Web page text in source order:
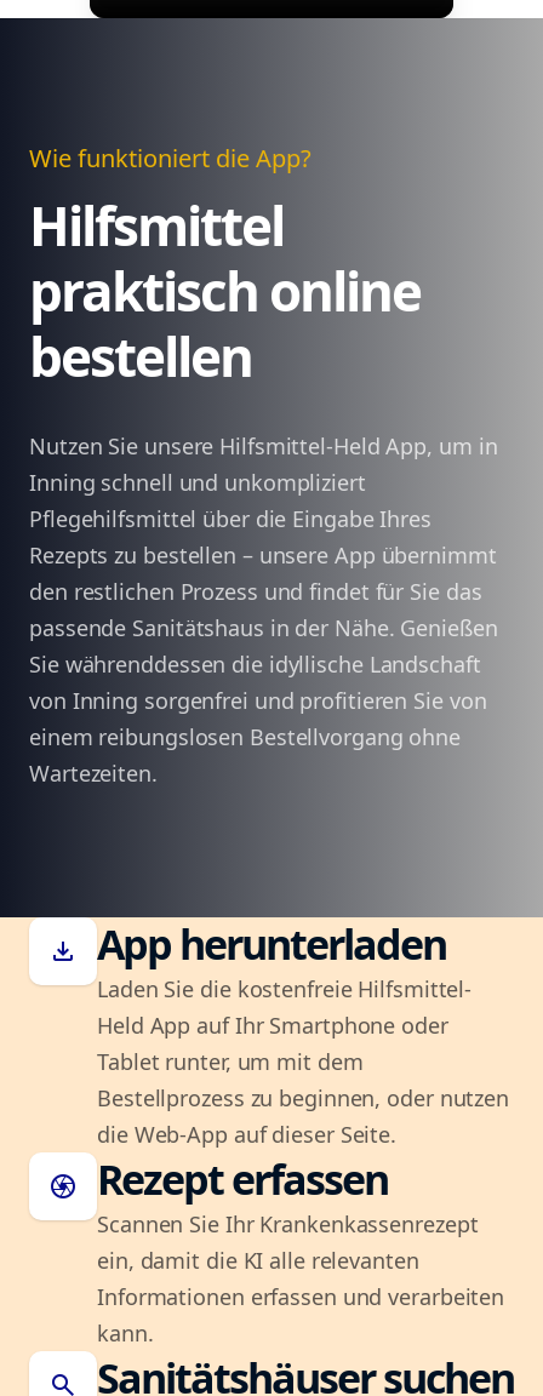
Wie funktioniert die App?
Hilfsmittel
praktisch online
bestellen
Nutzen Sie unsere Hilfsmittel-Held App, um in
Inning schnell und unkompliziert
Pflegehilfsmittel über die Eingabe Ihres
Rezepts zu bestellen – unsere App übernimmt
den restlichen Prozess und findet für Sie das
passende Sanitätshaus in der Nähe. Genießen
Sie währenddessen die idyllische Landschaft
von Inning sorgenfrei und profitieren Sie von
einem reibungslosen Bestellvorgang ohne
Wartezeiten.
download App herunterladen
Laden Sie die kostenfreie Hilfsmittel-
Held App auf Ihr Smartphone oder
Tablet runter, um mit dem
Bestellprozess zu beginnen, oder nutzen
die Web-App auf dieser Seite.
camera Rezept erfassen
Scannen Sie Ihr Krankenkassenrezept
ein, damit die KI alle relevanten
Informationen erfassen und verarbeiten
kann.
search Sanitätshäuser suchen